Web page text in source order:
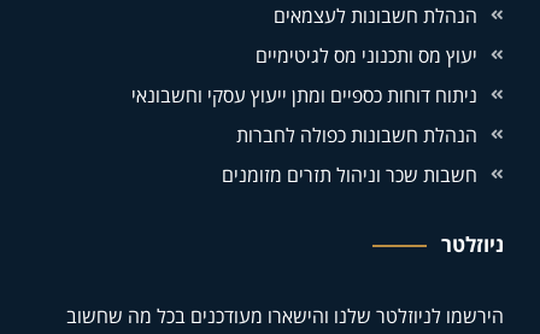
הנהלת חשבונות לעצמאים
יעוץ מס ותכנוני מס לגיטימיים
ניתוח דוחות כספיים ומתן ייעוץ עסקי וחשבונאי
הנהלת חשבונות כפולה לחברות
חשבות שכר וניהול תזרים מזומנים
ניוזלטר
הירשמו לניוזלטר שלנו והישארו מעודכנים בכל מה שחשוב